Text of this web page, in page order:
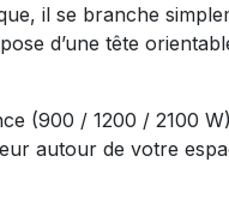
il se branche
d’une tête
(900 / 1200 / 2100
autour de votre